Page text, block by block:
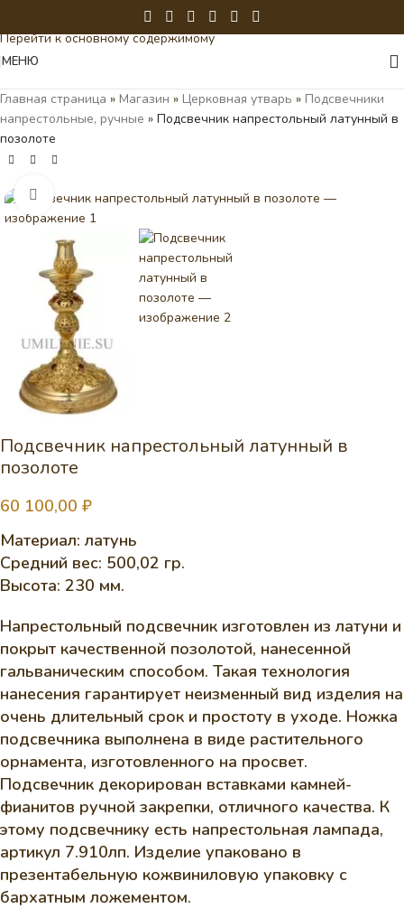
Перейти к основному содержимому
МЕНЮ
Главная страница » Магазин » Церковная утварь » Подсвечники
напрестольные, ручные » Подсвечник напрестольный латунный в
позолоте
Нажмите, чтобы увеличить
Подсвечник напрестольный латунный в
позолоте
60 100,00 ₽
Материал: латунь
Средний вес: 500,02 гр.
Высота: 230 мм.
Напрестольный подсвечник изготовлен из латуни и
покрыт качественной позолотой, нанесенной
гальваническим способом. Такая технология
нанесения гарантирует неизменный вид изделия на
очень длительный срок и простоту в уходе. Ножка
подсвечника выполнена в виде растительного
орнамента, изготовленного на просвет.
Подсвечник декорирован вставками камней-
фианитов ручной закрепки, отличного качества. К
этому подсвечнику есть напрестольная лампада,
артикул 7.910лп. Изделие упаковано в
презентабельную кожвиниловую упаковку с
бархатным ложементом.